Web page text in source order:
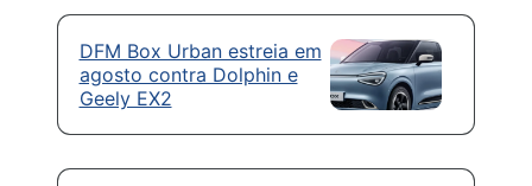
DFM Box Urban estreia em
agosto contra Dolphin e
Geely EX2